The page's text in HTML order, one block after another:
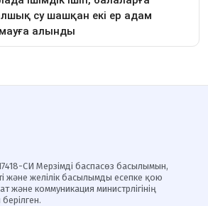
СИ Мерзімді баспасөз басылымын,
және желілік басылымды есепке қою
және коммуникация министрлігінің